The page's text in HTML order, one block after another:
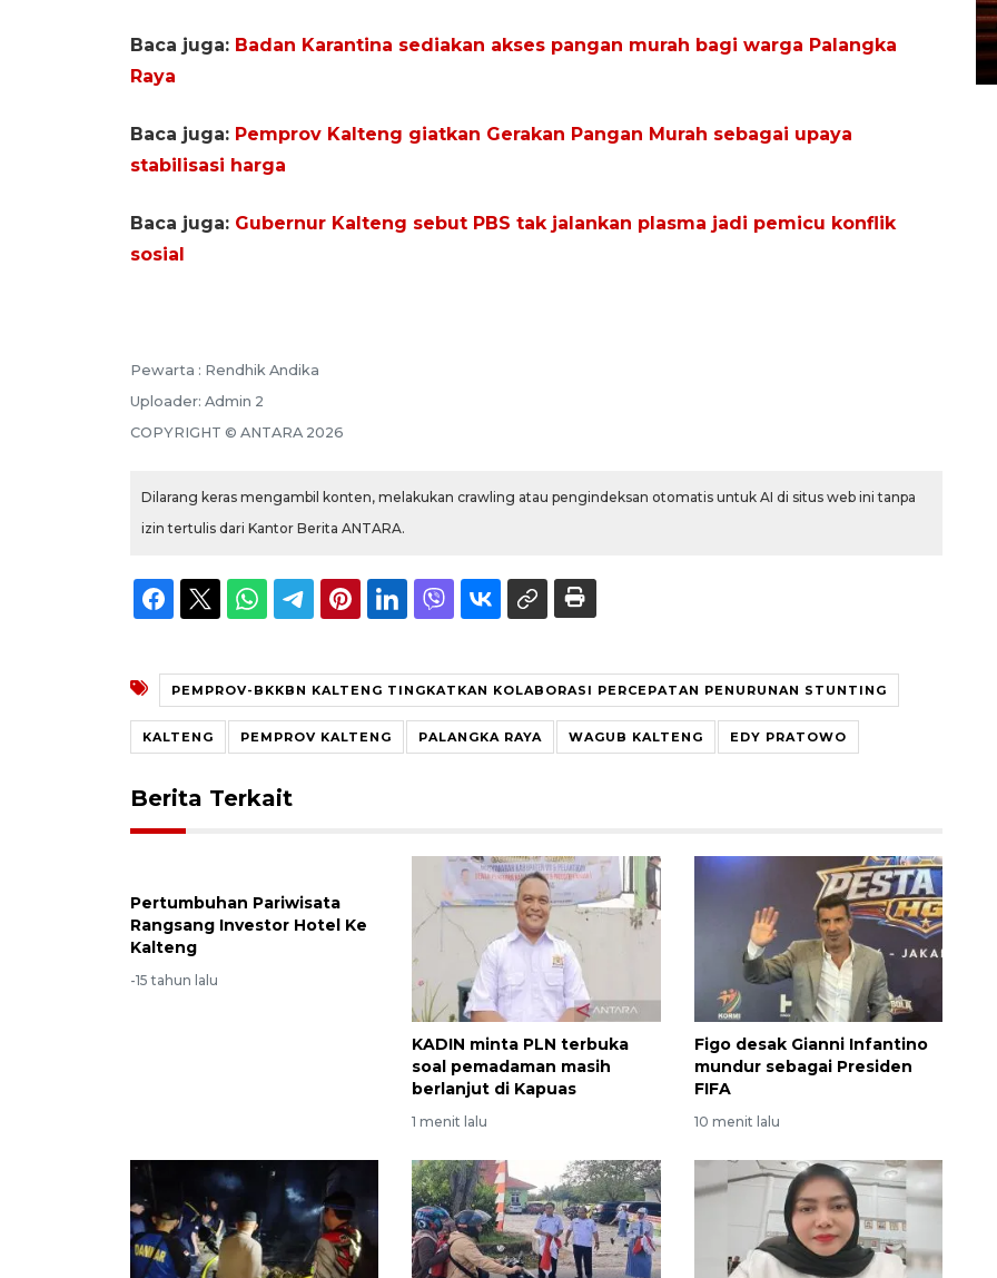
Baca juga: Badan Karantina sediakan akses pangan murah bagi warga Palangka
Raya
Baca juga: Pemprov Kalteng giatkan Gerakan Pangan Murah sebagai upaya
stabilisasi harga
Baca juga: Gubernur Kalteng sebut PBS tak jalankan plasma jadi pemicu konflik
sosial
Pewarta : Rendhik Andika
Uploader: Admin 2
COPYRIGHT © ANTARA 2026
Dilarang keras mengambil konten, melakukan crawling atau pengindeksan otomatis untuk AI di situs web ini tanpa
izin tertulis dari Kantor Berita ANTARA.
PEMPROV-BKKBN KALTENG TINGKATKAN KOLABORASI PERCEPATAN PENURUNAN STUNTING
KALTENG PEMPROV KALTENG PALANGKA RAYA WAGUB KALTENG EDY PRATOWO
Berita Terkait
Pertumbuhan Pariwisata
Rangsang Investor Hotel Ke
Kalteng
-15 tahun lalu
KADIN minta PLN terbuka
soal pemadaman masih
berlanjut di Kapuas
1 menit lalu
Figo desak Gianni Infantino
mundur sebagai Presiden
FIFA
10 menit lalu
22 July 2026 17:18 WIB